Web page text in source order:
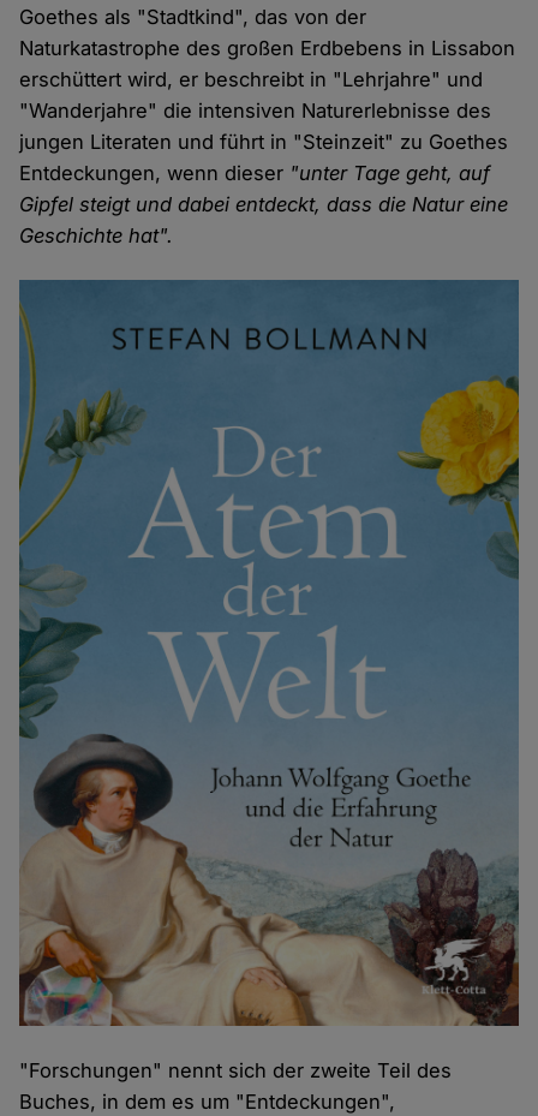
Goethes als "Stadtkind", das von der
Naturkatastrophe des großen Erdbebens in Lissabon
erschüttert wird, er beschreibt in "Lehrjahre" und
"Wanderjahre" die intensiven Naturerlebnisse des
jungen Literaten und führt in "Steinzeit" zu Goethes
Entdeckungen, wenn dieser "unter Tage geht, auf
Gipfel steigt und dabei entdeckt, dass die Natur eine
Geschichte hat".
"Forschungen" nennt sich der zweite Teil des
Buches, in dem es um "Entdeckungen",